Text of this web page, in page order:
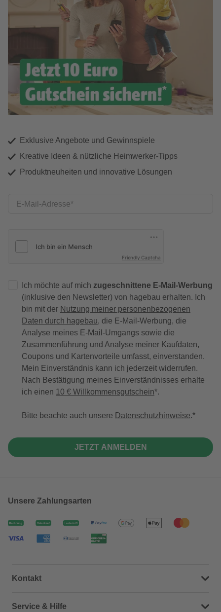
Exklusive Angebote und Gewinnspiele
Kreative Ideen & nützliche Heimwerker-Tipps
Produktneuheiten und innovative Lösungen
E-Mail-Adresse
Friendly Captcha
Ich möchte auf mich zugeschnittene E-Mail-Werbung
(inklusive den Newsletter) von hagebau erhalten. Ich
bin mit der Nutzung meiner personenbezogenen
Daten durch hagebau, die E-Mail-Werbung, die
Analyse meines E-Mail-Umgangs sowie die
Zusammenführung und Analyse meiner Kaufdaten,
Coupons und Kartenvorteile umfasst, einverstanden.
Mein Einverständnis kann ich jederzeit widerrufen.
Nach Bestätigung meines Einverständnisses erhalte
ich einen 10 € Willkommensgutschein*.
Bitte beachte auch unsere Datenschutzhinweise.
JETZT ANMELDEN
Unsere Zahlungsarten
Kontakt
Dein Kontakt zu uns
Service & Hilfe